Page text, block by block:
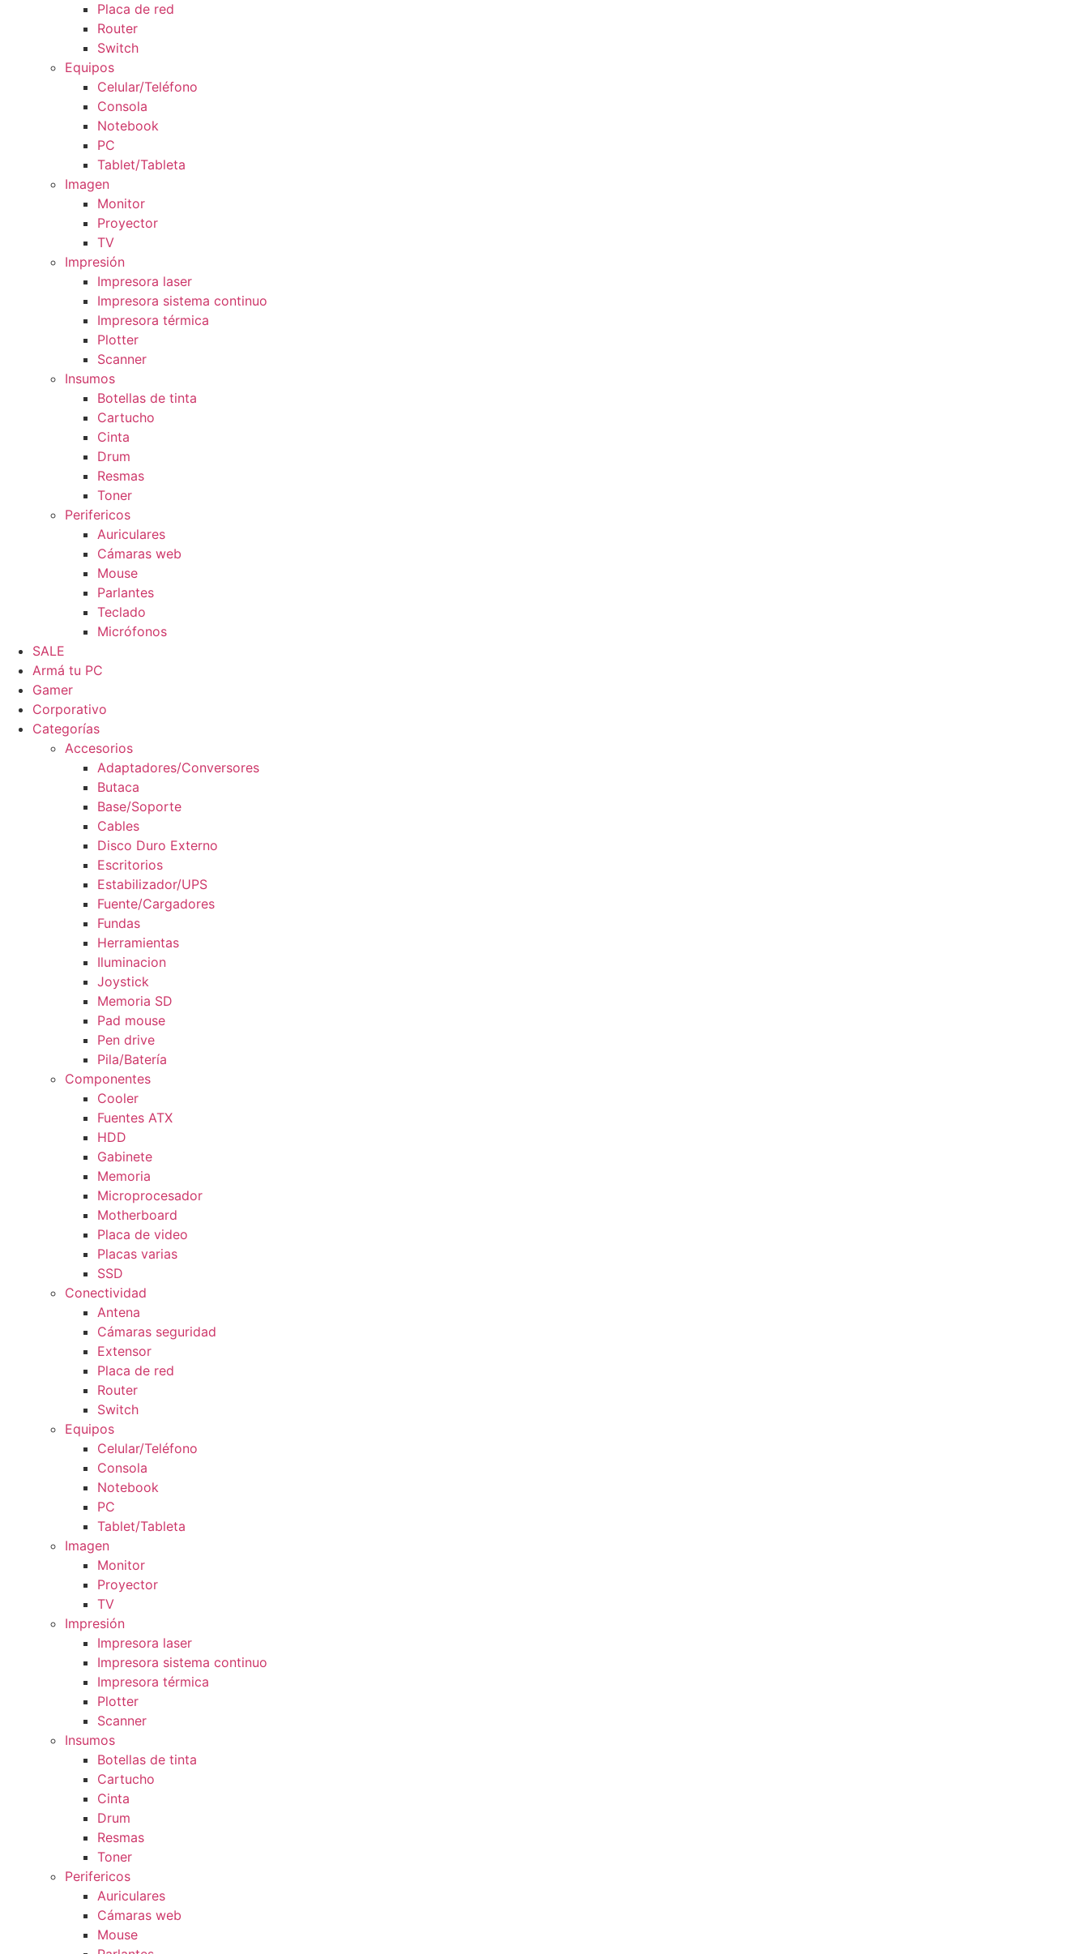
Placa de red
Router
Switch
Equipos
Celular/Teléfono
Consola
Notebook
PC
Tablet/Tableta
Imagen
Monitor
Proyector
TV
Impresión
Impresora laser
Impresora sistema continuo
Impresora térmica
Plotter
Scanner
Insumos
Botellas de tinta
Cartucho
Cinta
Drum
Resmas
Toner
Perifericos
Auriculares
Cámaras web
Mouse
Parlantes
Teclado
Micrófonos
SALE
Armá tu PC
Gamer
Corporativo
Categorías
Accesorios
Adaptadores/Conversores
Butaca
Base/Soporte
Cables
Disco Duro Externo
Escritorios
Estabilizador/UPS
Fuente/Cargadores
Fundas
Herramientas
Iluminacion
Joystick
Memoria SD
Pad mouse
Pen drive
Pila/Batería
Componentes
Cooler
Fuentes ATX
HDD
Gabinete
Memoria
Microprocesador
Motherboard
Placa de video
Placas varias
SSD
Conectividad
Antena
Cámaras seguridad
Extensor
Placa de red
Router
Switch
Equipos
Celular/Teléfono
Consola
Notebook
PC
Tablet/Tableta
Imagen
Monitor
Proyector
TV
Impresión
Impresora laser
Impresora sistema continuo
Impresora térmica
Plotter
Scanner
Insumos
Botellas de tinta
Cartucho
Cinta
Drum
Resmas
Toner
Perifericos
Auriculares
Cámaras web
Mouse